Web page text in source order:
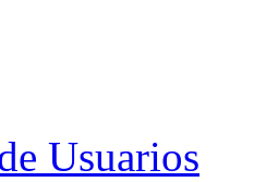
Usuarios